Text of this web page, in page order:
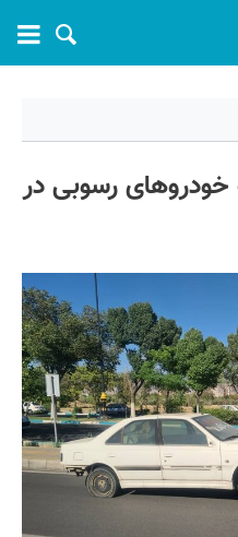
۸ ساله خودروهای رسوبی در